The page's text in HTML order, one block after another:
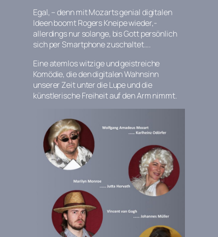
Egal, – denn mit Mozarts genial digitalen
Ideen boomt Rogers Kneipe wieder,-
allerdings nur solange, bis Gott persönlich
sich per Smartphone zuschaltet….
Eine atemlos witzige und geistreiche
Komödie, die den digitalen Wahnsinn
unserer Zeit unter die Lupe und die
künstlerische Freiheit auf den Arm nimmt.